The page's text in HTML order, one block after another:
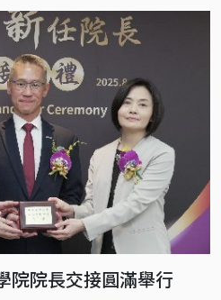
院院長交接圓滿舉行